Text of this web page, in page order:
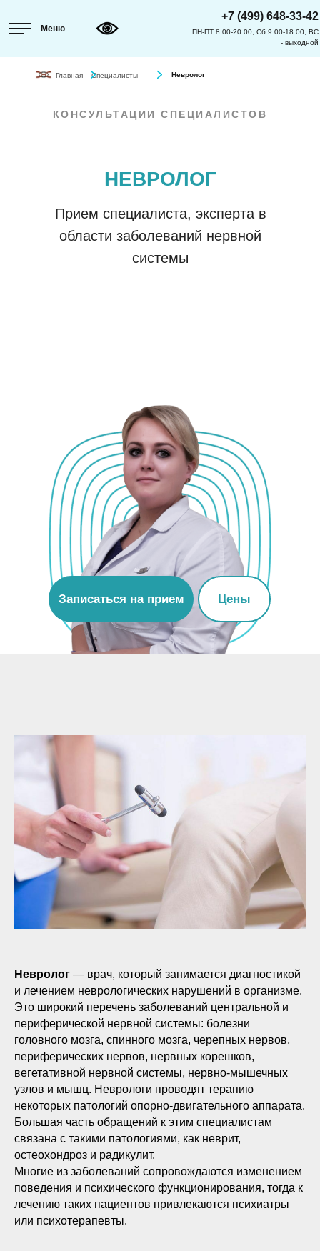
ПН-ПТ 8:00-20:00, Сб 9:00-18:00, ВС
- выходной
Меню
+7 (499) 648-33-42
Главная Специалисты Невролог
НЕВРОЛОГ
КОНСУЛЬТАЦИИ СПЕЦИАЛИСТОВ
Записаться на прием Цены
Прием специалиста, эксперта в
области заболеваний нервной
системы
Невролог — врач, который занимается диагностикой
и лечением неврологических нарушений в организме.
Это широкий перечень заболеваний центральной и
периферической нервной системы: болезни
головного мозга, спинного мозга, черепных нервов,
периферических нервов, нервных корешков,
вегетативной нервной системы, нервно-мышечных
узлов и мышц. Неврологи проводят терапию
некоторых патологий опорно-двигательного аппарата.
Большая часть обращений к этим специалистам
связана с такими патологиями, как неврит,
остеохондроз и радикулит.
Многие из заболеваний сопровождаются изменением
поведения и психического функционирования, тогда к
лечению таких пациентов привлекаются психиатры
или психотерапевты.